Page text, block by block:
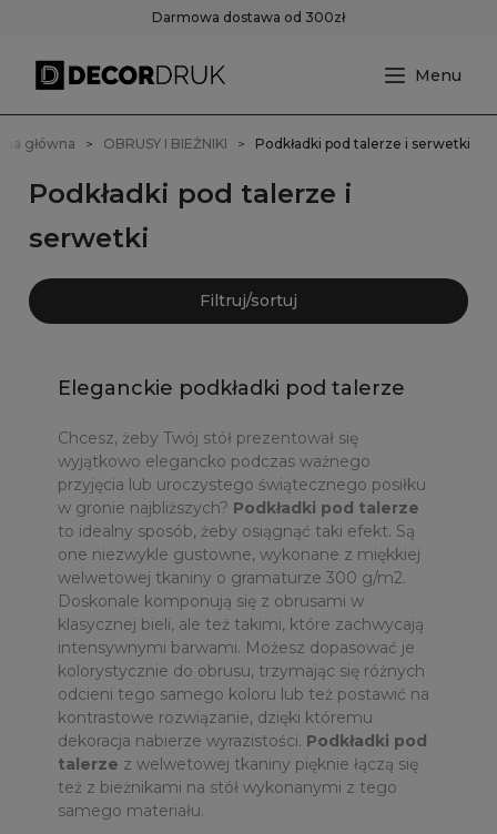
Darmowa dostawa od 300zł
główna OBRUSY I BIEŻNIKI Podkładki pod talerze i serwetki
Podkładki pod talerze i
serwetki
Filtruj/sortuj
Eleganckie podkładki pod talerze
Chcesz, żeby Twój stół prezentował się
wyjątkowo elegancko podczas ważnego
przyjęcia lub uroczystego świątecznego posiłku
w gronie najbliższych? Podkładki pod talerze
to idealny sposób, żeby osiągnąć taki efekt. Są
one niezwykle gustowne, wykonane z miękkiej
welwetowej tkaniny o gramaturze 300 g/m2.
Doskonale komponują się z obrusami w
klasycznej bieli, ale też takimi, które zachwycają
intensywnymi barwami. Możesz dopasować je
kolorystycznie do obrusu, trzymając się różnych
odcieni tego samego koloru lub też postawić na
kontrastowe rozwiązanie, dzięki któremu
dekoracja nabierze wyrazistości. Podkładki pod
talerze z welwetowej tkaniny pięknie łączą się
też z bieżnikami na stół wykonanymi z tego
samego materiału.